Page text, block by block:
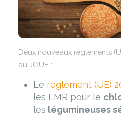
Deux nouveaux règlements
au JOUE :
Le règlement (UE)
les LMR pour le
les légumineuses